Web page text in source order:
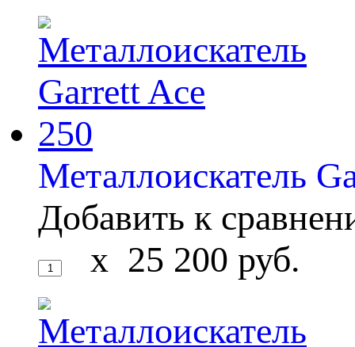
Металлоискатель
Добавить к
x 25 200 руб.